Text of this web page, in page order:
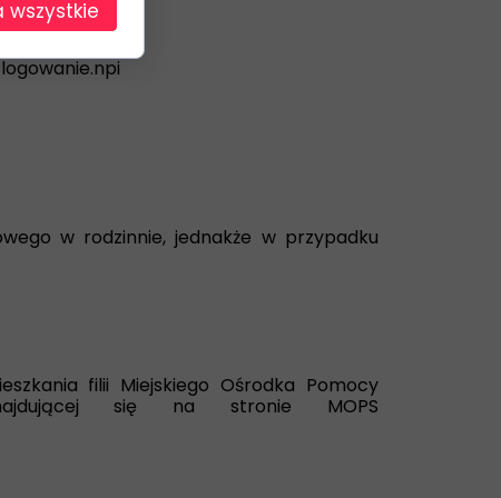
w rodzinnie, jednakże w przypadku
filii Miejskiego Ośrodka Pomocy
się na stronie MOPS
wszystkie